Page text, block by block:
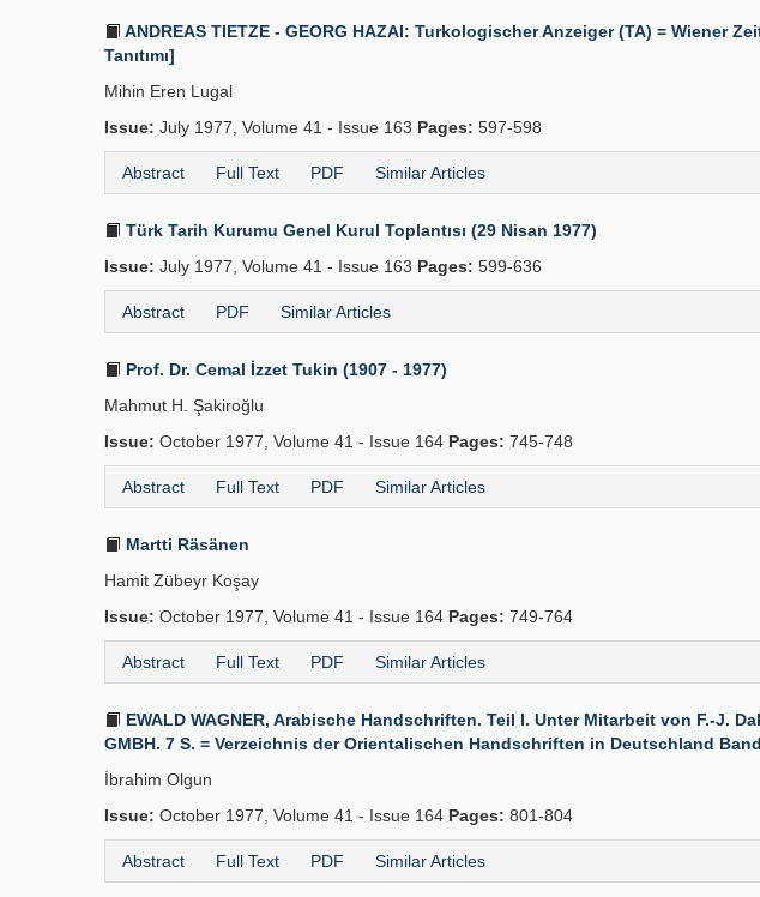
ANDREAS TIETZE - GEORG HAZAI: Turkologischer Anzeiger (TA) = Wiener
Tanıtımı]
Mihin Eren Lugal
Issue: July 1977, Volume 41 - Issue 163 Pages: 597-598
Abstract Full Text PDF Similar Articles
Türk Tarih Kurumu Genel Kurul Toplantısı (29 Nisan 1977)
Issue: July 1977, Volume 41 - Issue 163 Pages: 599-636
Abstract PDF Similar Articles
Prof. Dr. Cemal İzzet Tukin (1907 - 1977)
Mahmut H. Şakiroğlu
Issue: October 1977, Volume 41 - Issue 164 Pages: 745-748
Abstract Full Text PDF Similar Articles
Martti Räsänen
Hamit Zübeyr Koşay
Issue: October 1977, Volume 41 - Issue 164 Pages: 749-764
Abstract Full Text PDF Similar Articles
EWALD WAGNER, Arabische Handschriften. Teil I. Unter Mitarbeit von F.-J.
GMBH. 7 S. = Verzeichnis der Orientalischen Handschriften in Deutschland Band
İbrahim Olgun
Issue: October 1977, Volume 41 - Issue 164 Pages: 801-804
Abstract Full Text PDF Similar Articles